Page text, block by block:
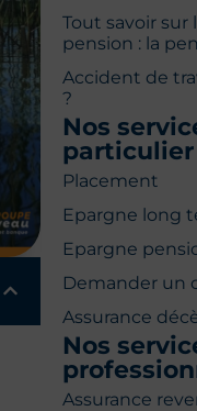
Tout savoir
pension : la
Accident de
?
Nos
particulier
Placement
Epargne long
Epargne
Demander un
Assurance
Nos
Assurance